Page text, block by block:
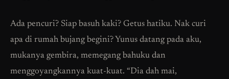
Ada pencuri? Siap basuh kaki? Getus hatiku. Nak curi
apa di rumah bujang begini? Yunus datang pada aku,
mukanya gembira, memegang bahuku dan
menggoyangkannya kuat-kuat. “Dia dah mai,